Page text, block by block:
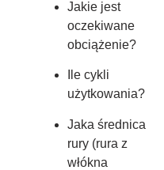
Jakie jest
oczekiwane
obciążenie?
Ile cykli
użytkowania?
Jaka średnica
rury (rura z
włókna